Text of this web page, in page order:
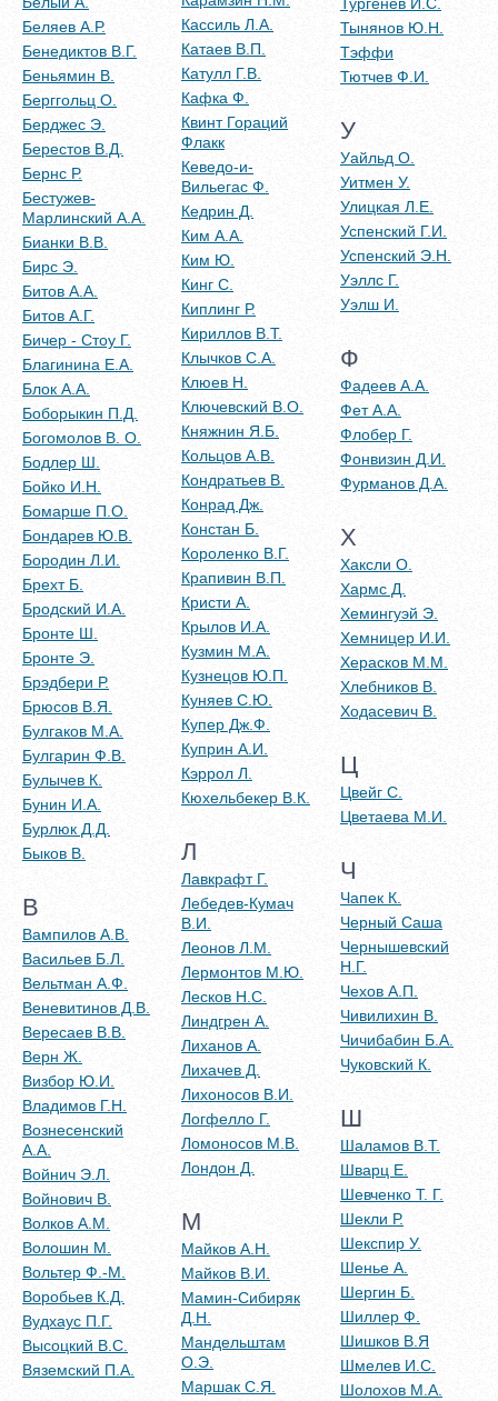
Беляев А.Р.
Бенедиктов В.Г.
Беньямин В.
Берггольц О.
Берджес Э.
Берестов В.Д.
Бернс Р.
Бестужев-
Марлинский А.А.
Бианки В.В.
Бирс Э.
Битов А.А.
Битов А.Г.
Бичер - Стоу Г.
Благинина Е.А.
Блок А.А.
Боборыкин П.Д.
Богомолов В. О.
Бодлер Ш.
Бойко И.Н.
Бомарше П.О.
Бондарев Ю.В.
Бородин Л.И.
Брехт Б.
Бродский И.А.
Бронте Ш.
Бронте Э.
Брэдбери Р.
Брюсов В.Я.
Булгаков М.А.
Булгарин Ф.В.
Булычев К.
Бунин И.А.
Бурлюк Д.Д.
Быков В.
В
Вампилов А.В.
Васильев Б.Л.
Вельтман А.Ф.
Веневитинов Д.В.
Вересаев В.В.
Верн Ж.
Визбор Ю.И.
Владимов Г.Н.
Вознесенский
А.А.
Войнич Э.Л.
Войнович В.
Волков А.М.
Волошин М.
Вольтер Ф.-М.
Воробьев К.Д.
Вудхаус П.Г.
Высоцкий В.С.
Вяземский П.А.
Кассиль Л.А.
Катаев В.П.
Катулл Г.В.
Кафка Ф.
Квинт Гораций
Флакк
Кеведо-и-
Вильегас Ф.
Кедрин Д.
Ким А.А.
Ким Ю.
Кинг С.
Киплинг Р.
Кириллов В.Т.
Клычков С.А.
Клюев Н.
Ключевский В.О.
Княжнин Я.Б.
Кольцов А.В.
Кондратьев В.
Конрад Дж.
Констан Б.
Короленко В.Г.
Крапивин В.П.
Кристи А.
Крылов И.А.
Кузмин М.А.
Кузнецов Ю.П.
Куняев С.Ю.
Купер Дж.Ф.
Куприн А.И.
Кэррол Л.
Кюхельбекер В.К.
Л
Лавкрафт Г.
Лебедев-Кумач
В.И.
Леонов Л.М.
Лермонтов М.Ю.
Лесков Н.С.
Линдгрен А.
Лиханов А.
Лихачев Д.
Лихоносов В.И.
Логфелло Г.
Ломоносов М.В.
Лондон Д.
М
Майков А.Н.
Майков В.И.
Мамин-Сибиряк
Д.Н.
Мандельштам
О.Э.
Маршак С.Я.
Тынянов Ю.Н.
Тэффи
Тютчев Ф.И.
У
Уайльд О.
Уитмен У.
Улицкая Л.Е.
Успенский Г.И.
Успенский Э.Н.
Уэллс Г.
Уэлш И.
Ф
Фадеев А.А.
Фет А.А.
Флобер Г.
Фонвизин Д.И.
Фурманов Д.А.
Х
Хаксли О.
Хармс Д.
Хемингуэй Э.
Хемницер И.И.
Херасков М.М.
Хлебников В.
Ходасевич В.
Ц
Цвейг С.
Цветаева М.И.
Ч
Чапек К.
Черный Саша
Чернышевский
Н.Г.
Чехов А.П.
Чивилихин В.
Чичибабин Б.А.
Чуковский К.
Ш
Шаламов В.Т.
Шварц Е.
Шевченко Т. Г.
Шекли Р.
Шекспир У.
Шенье А.
Шергин Б.
Шиллер Ф.
Шишков В.Я
Шмелев И.С.
Шолохов М.А.